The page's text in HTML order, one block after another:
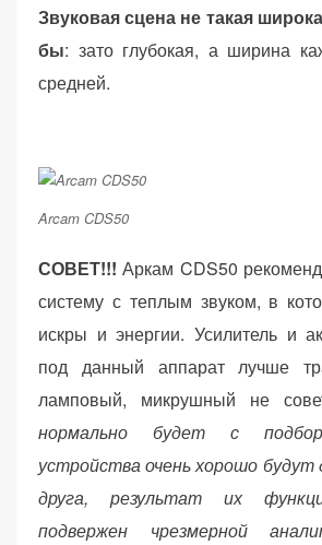
Звуковая сцена не такая
бы: зато глубокая, а ширина
средней.
Arcam CDS50
СОВЕТ!!! Аркам CDS50
систему с теплым звуком, в
искры и энергии. Усилитель и
под данный аппарат лучше
ламповый, микрушный не
нормально будет с
устройства очень хорошо будут
друга, результат их
подвержен чрезмерной